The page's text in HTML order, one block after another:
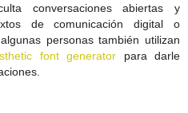
conversaciones abiertas y
de comunicación digital o
personas también utilizan
font generator para darle